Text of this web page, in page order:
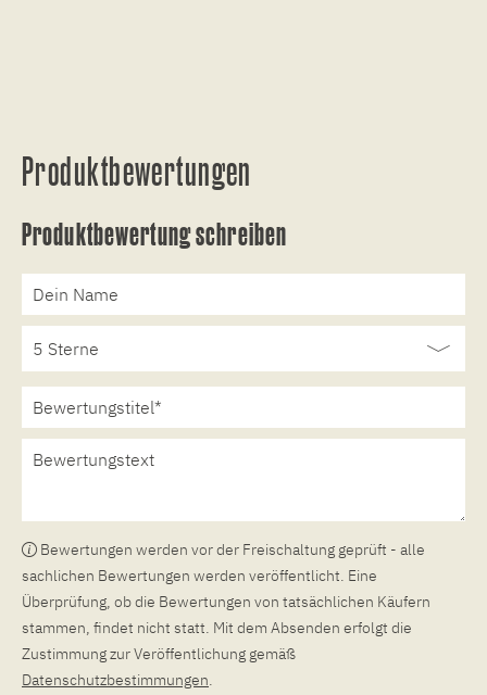
Produktbewertungen
Produktbewertung schreiben
Bewertungen werden vor der Freischaltung geprüft - alle
sachlichen Bewertungen werden veröffentlicht. Eine
Überprüfung, ob die Bewertungen von tatsächlichen Käufern
stammen, findet nicht statt. Mit dem Absenden erfolgt die
Zustimmung zur Veröffentlichung gemäß
Datenschutzbestimmungen.